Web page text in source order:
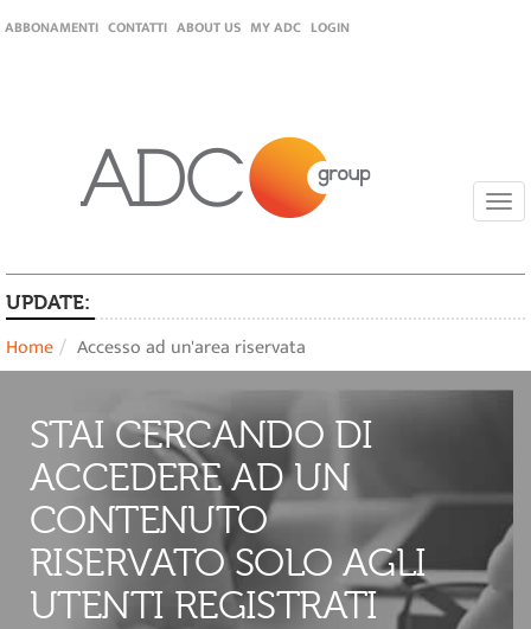
ABBONAMENTI CONTATTI ABOUT US MY ADC LOGIN
UPDATE:
Home Accesso ad un'area riservata
STAI CERCANDO DI
ACCEDERE AD UN
CONTENUTO
RISERVATO SOLO AGLI
UTENTI REGISTRATI